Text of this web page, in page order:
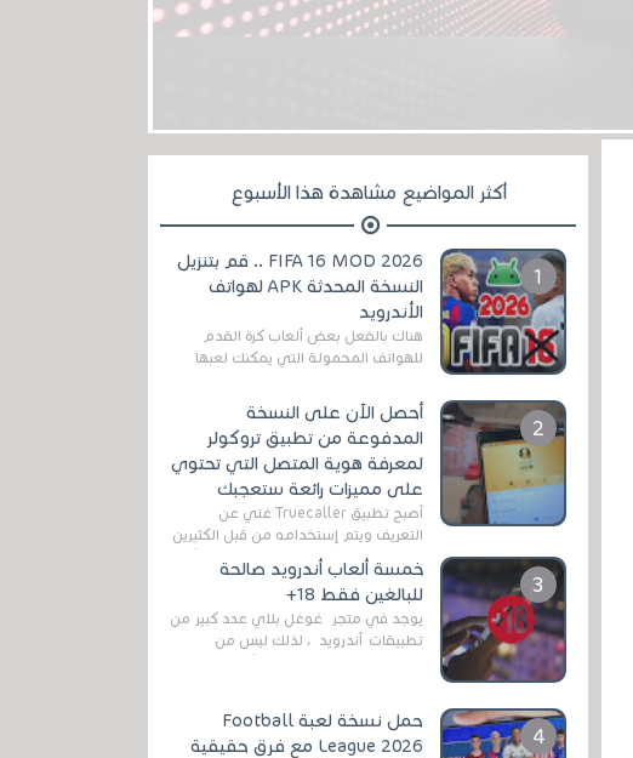
أكثر المواضيع مشاهدة هذا الأسبوع
FIFA 16 MOD 2026 .. قم بتنزيل
النسخة المحدثة APK لهواتف
الأندرويد
هناك بالفعل بعض ألعاب كرة القدم
للهواتف المحمولة التي يمكنك لعبها
مثل EA Sports ...
أحصل الآن على النسخة
المدفوعة من تطبيق تروكولر
لمعرفة هوية المتصل التي تحتوي
على مميزات رائعة ستعجبك
أصبح تطبيق Truecaller غني عن
التعريف ويتم إستخدامه من قبل الكثيرين
رغم المخاطر المتعلقه به وذلك من أجل
التخلص من المضايقات الكثيرة في
العال...
خمسة ألعاب أندرويد صالحة
للبالغين فقط 18+
يوجد في متجر غوغل بلاي عدد كبير من
تطبيقات أندرويد ، لذلك ليس من
حمل نسخة لعبة Football
League 2026 مع فرق حقيقية